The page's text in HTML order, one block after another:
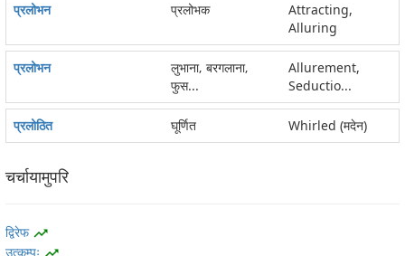
प्रलोभन प्रलोभक
Attracting,
Alluring
प्रलोभन
लुभाना‚ बरगलाना‚
फुस...
Allurement,
Seductio...
प्रलोठित घूर्णित Whirled (मदेन)
चर्चायामुपरि
द्विरेफ trending_up
उत्कम्पः